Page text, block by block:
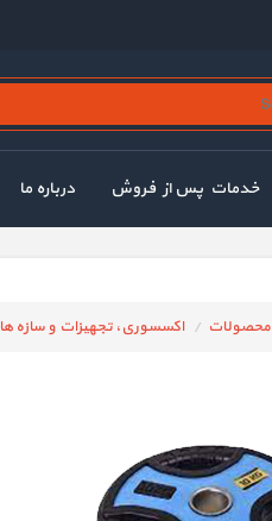
خدمات پس از فروش درباره ما
محصولات اکسسوری، تجهیزات و سازه ها